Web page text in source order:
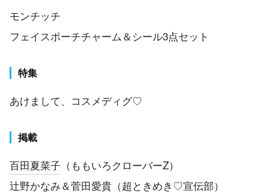
モンチッチ
フェイスポーチチャーム＆シール3点セット
特集
あけまして、コスメディグ♡
掲載
百田夏菜子 （ももいろクローバーZ）
辻野かなみ＆菅田愛貴 （超ときめき♡宣伝部）